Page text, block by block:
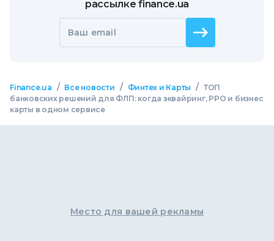
рассылке finance.ua
Ваш email
Finance.ua / Все новости / Финтех и Карты / ТОП
банковских решений для ФЛП: когда эквайринг, РРО и бизнес
карты в одном сервисе
Место для вашей рекламы